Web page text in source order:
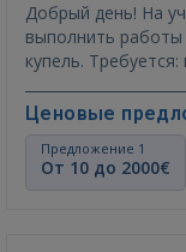
Добрый день! На
выполнить работы
купель.
Ценовые
Предложение 1
От 10 до 2000€